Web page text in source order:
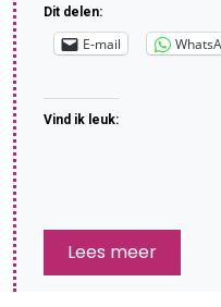
Dit delen:
E-mail
Vind ik leuk:
Lees meer